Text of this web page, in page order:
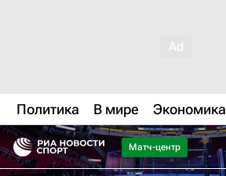
Политика В мире Экономика
Матч-центр